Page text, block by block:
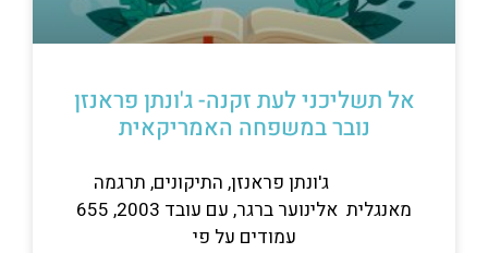
אל תשליכני לעת זקנה- ג'ונתן פראנזן
נובר במשפחה האמריקאית
ג'ונתן פראנזן, התיקונים, תרגמה
מאנגלית אלינוער ברגר, עם עובד 2003, 655
עמודים על פי